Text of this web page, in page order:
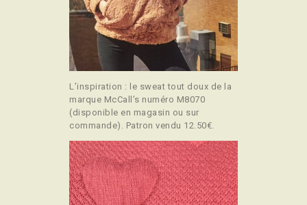
L’inspiration : le sweat tout doux de la
marque McCall’s numéro M8070
(disponible en magasin ou sur
commande). Patron vendu 12.50€.